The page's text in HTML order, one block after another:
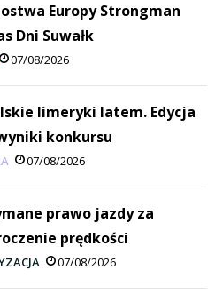
Europy Strongman
Dni Suwałk
07/08/2026
limeryki latem. Edycja
konkursu
07/08/2026
prawo jazdy za
prędkości
07/08/2026